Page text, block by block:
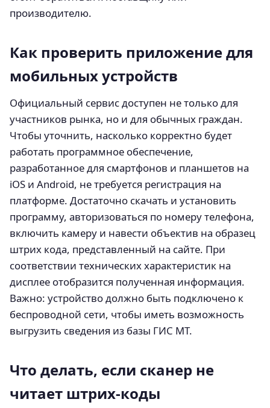
производителю.
Как проверить приложение для
мобильных устройств
Официальный сервис доступен не только для
участников рынка, но и для обычных граждан.
Чтобы уточнить, насколько корректно будет
работать программное обеспечение,
разработанное для смартфонов и планшетов на
iOS и Android, не требуется регистрация на
платформе. Достаточно скачать и установить
программу, авторизоваться по номеру телефона,
включить камеру и навести объектив на образец
штрих кода, представленный на сайте. При
соответствии технических характеристик на
дисплее отобразится полученная информация.
Важно: устройство должно быть подключено к
беспроводной сети, чтобы иметь возможность
выгрузить сведения из базы ГИС МТ.
Что делать, если сканер не
читает штрих-коды